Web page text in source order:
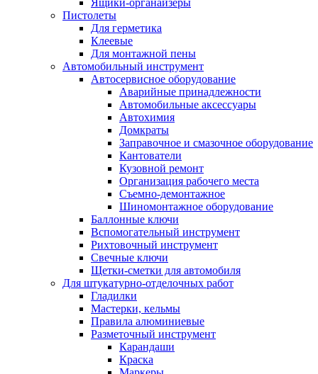
Ящики-органайзеры
Пистолеты
Для герметика
Клеевые
Для монтажной пены
Автомобильный инструмент
Автосервисное оборудование
Аварийные принадлежности
Автомобильные аксессуары
Автохимия
Домкраты
Заправочное и смазочное оборудование
Кантователи
Кузовной ремонт
Организация рабочего места
Съемно-демонтажное
Шиномонтажное оборудование
Баллонные ключи
Вспомогательный инструмент
Рихтовочный инструмент
Свечные ключи
Щетки-сметки для автомобиля
Для штукатурно-отделочных работ
Гладилки
Мастерки, кельмы
Правила алюминиевые
Разметочный инструмент
Карандаши
Краска